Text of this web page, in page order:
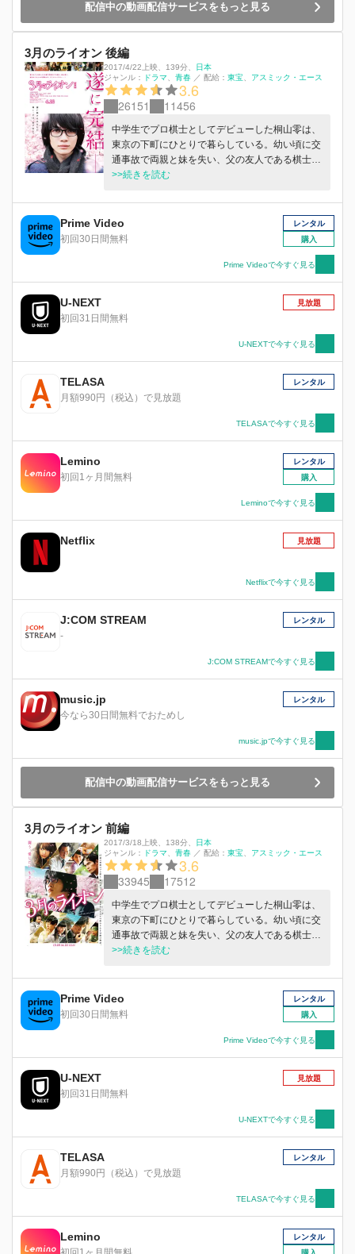
配信中の動画配信サービスをもっと見る
3月のライオン 後編
2017/4/22上映 139分
日本
ジャンル：
ドラマ 青春 ／ 配給： 東宝 アスミック・エース
3.6
26151 11456
中学生でプロ棋士としてデビューした桐山零は、
東京の下町にひとりで暮らしている。幼い頃に交
通事故で両親と妹を失い、父の友人である棋士の
幸田に引き取られたが、ある事情から幸田家を出
つくように将棋を指し続けていたある日、零は川
向こうに住む川本家の三姉妹と出会い、彼女たち
とのにぎやかな食卓に居場所を見出していく。
今、様々な人生を背負った棋士たちが、頭脳と肉
体と精神の全てを賭けて挑む、想像を絶する戦い
が零を待ち受ける！
>>続きを読む
Prime Video
初回30日間無料
レンタル
購入
Prime Videoで今すぐ見る
U-NEXT
初回31日間無料
見放題
U-NEXTで今すぐ見る
TELASA
月額990円（税込）で見放題
レンタル
TELASAで今すぐ見る
Lemino
初回1ヶ月間無料
レンタル
購入
Leminoで今すぐ見る
Netflix 見放題
Netflixで今すぐ見る
J:COM STREAM
-
レンタル
J:COM STREAMで今すぐ見る
music.jp
今なら30日間無料でおためし
レンタル
music.jpで今すぐ見る
配信中の動画配信サービスをもっと見る
3月のライオン 前編
2017/3/18上映 138分
日本
ジャンル：
ドラマ 青春 ／ 配給： 東宝 アスミック・エース
3.6
33945 17512
中学生でプロ棋士としてデビューした桐山零は、
東京の下町にひとりで暮らしている。幼い頃に交
通事故で両親と妹を失い、父の友人である棋士の
幸田に引き取られたが、ある事情から幸田家を出
つくように将棋を指し続けていたある日、零は川
向こうに住む川本家の三姉妹と出会い、彼女たち
とのにぎやかな食卓に居場所を見出していく。
今、様々な人生を背負った棋士たちが、頭脳と肉
体と精神の全てを賭けて挑む、想像を絶する戦い
が零を待ち受ける！
>>続きを読む
Prime Video
初回30日間無料
レンタル
購入
Prime Videoで今すぐ見る
U-NEXT
初回31日間無料
見放題
U-NEXTで今すぐ見る
TELASA
月額990円（税込）で見放題
レンタル
TELASAで今すぐ見る
Lemino
レンタル